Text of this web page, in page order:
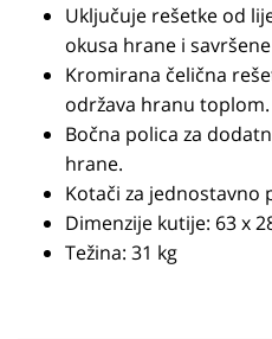
Uključuje rešetke od
okusa hrane i
Kromirana čelična
održava hranu toplom.
Bočna polica za
hrane.
Kotači za jednostavno
Dimenzije kutije: 63 x
Težina: 31 kg